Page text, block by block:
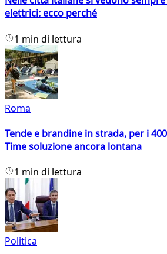
elettrici: ecco perché
1 min di lettura
Roma
Tende e brandine in strada, per i
Time soluzione ancora lontana
1 min di lettura
Politica